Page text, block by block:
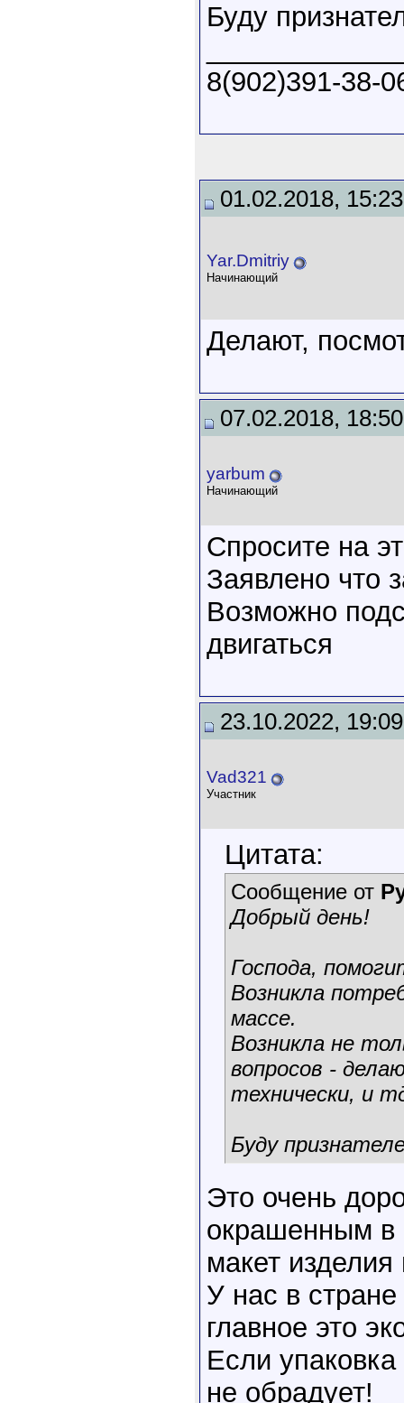
Буду
8(902)391-38-
01.02.2018, 15:23
Yar.Dmitriy
Начинающий
Делают,
07.02.2018, 18:50
yarbum
Начинающий
Спросите на
Заявлено что
Возможно
двигаться
23.10.2022, 19:09
Vad321
Участник
Цитата:
Сообщение от
Добрый день!
Господа,
Возникла
массе.
Возникла не
вопросов -
технически, и
Буду
Это очень
окрашенным в
макет
У нас в
главное это
Если
не обрадует!